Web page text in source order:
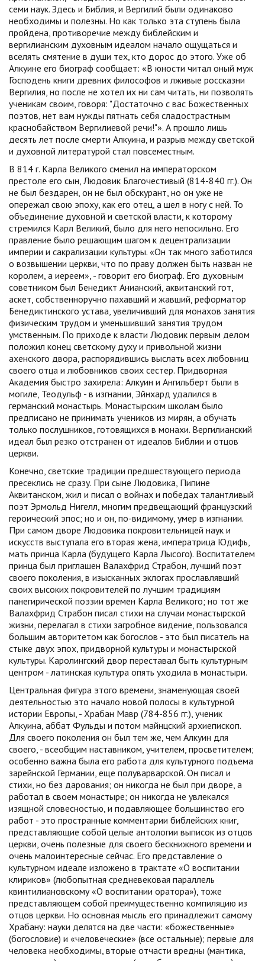
семи наук. Здесь и Библия, и Вергилий были одинаково
необходимы и полезны. Но как только эта ступень была
пройдена, противоречие между библейским и
вергилианским духовным идеалом начало ощущаться и
вселять смятение в души тех, кто дорос до этого. Уже об
Алкуине его биограф сообщает: «В юности читал оный муж
Господень книги древних философов и лживые россказни
Вергилия, но после не хотел их ни сам читать, ни позволять
ученикам своим, говоря: "Достаточно с вас Божественных
поэтов, нет вам нужды пятнать себя сладострастным
краснобайством Вергилиевой речи!"». А прошло лишь
десять лет после смерти Алкуина, и разрыв между светской
и духовной литературой стал повсеместным.
В 814 г. Карла Великого сменил на императорском
престоле его сын, Людовик Благочестивый (814-840 гг.). Он
не был бездарен, он не был обскурант, но он уже не
опережал свою эпоху, как его отец, а шел в ногу с ней. То
объединение духовной и светской власти, к которому
стремился Карл Великий, было для него непосильно. Его
правление было решающим шагом к децентрализации
империи и сакрализации культуры. «Он так много заботился
о возвышении церкви, что по праву должен быть назван не
королем, а иереем», - говорит его биограф. Его духовным
советником был Бенедикт Анианский, аквитанский гот,
аскет, собственноручно пахавший и жавший, реформатор
Бенедиктинского устава, увеличивший для монахов занятия
физическим трудом и уменьшивший занятия трудом
умственным. По приходе к власти Людовик первым делом
положил конец светскому духу и привольной жизни
ахенского двора, распорядившись выслать всех любовниц
своего отца и любовников своих сестер. Придворная
Академия быстро захирела: Алкуин и Ангильберт были в
могиле, Теодульф - в изгнании, Эйнхард удалился в
германский монастырь. Монастырским школам было
предписано не принимать учеников из мирян, а обучать
только послушников, готовящихся в монахи. Вергилианский
идеал был резко отстранен от идеалов Библии и отцов
церкви.
Конечно, светские традиции предшествующего периода
пресеклись не сразу. При сыне Людовика, Пипине
Аквитанском, жил и писал о войнах и победах талантливый
поэт Эрмольд Нигелл, многим предвещающий французский
героический эпос; но и он, по-видимому, умер в изгнании.
При самом дворе Людовика покровительницей наук и
искусств выступала его вторая жена, императрица Юдифь,
мать принца Карла (будущего Карла Лысого). Воспитателем
принца был приглашен Валахфрид Страбон, лучший поэт
своего поколения, в изысканных эклогах прославлявший
своих высоких покровителей по лучшим традициям
панегирической поэзии времен Карла Великого; но тот же
Валахфрид Страбон писал стихи на случаи монастырской
жизни, перелагал в стихи загробное видение, пользовался
большим авторитетом как богослов - это был писатель на
стыке двух эпох, придворной культуры и монастырской
культуры. Каролингский двор переставал быть культурным
центром - латинская культура опять уходила в монастыри.
Центральная фигура этого времени, знаменующая своей
деятельностью это начало новой полосы в культурной
истории Европы, - Храбан Мавр (784-856 гг.), ученик
Алкуина, аббат Фульды и потом майнцский архиепископ.
Для своего поколения он был тем же, чем Алкуин для
своего, - всеобщим наставником, учителем, просветителем;
особенно важна была его работа для культурного подъема
зарейнской Германии, еще полуварварской. Он писал и
стихи, но без дарования; он никогда не был при дворе, а
работал в своем монастыре; он никогда не увлекался
изящной словесностью, и подавляющее большинство его
работ - это пространные комментарии библейских книг,
представляющие собой целые антологии выписок из отцов
церкви, очень полезные для своего бескнижного времени и
очень малоинтересные сейчас. Его представление о
культурном идеале изложено в трактате «О воспитании
клириков» (любопытная средневековая параллель
квинтилиановскому «О воспитании оратора»), тоже
представляющем собой преимущественно компиляцию из
отцов церкви. Но основная мысль его принадлежит самому
Храбану: науки делятся на две части: «божественные»
(богословие) и «человеческие» (все остальные); первые для
человека необходимы, вторые отчасти вредны (мантика,